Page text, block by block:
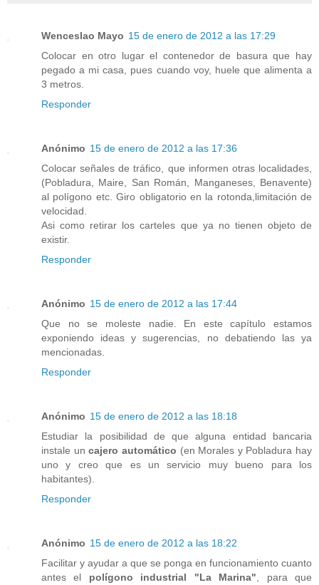
Wenceslao Mayo 15 de enero de 2012 a las 17:29
Colocar en otro lugar el contenedor de basura que hay
pegado a mi casa, pues cuando voy, huele que alimenta a
3 metros.
Responder
Anónimo 15 de enero de 2012 a las 17:36
Colocar señales de tráfico, que informen otras localidades,
(Pobladura, Maire, San Román, Manganeses, Benavente)
al polígono etc. Giro obligatorio en la rotonda,limitación de
velocidad.
Asi como retirar los carteles que ya no tienen objeto de
existir.
Responder
Anónimo 15 de enero de 2012 a las 17:44
Que no se moleste nadie. En este capítulo estamos
exponiendo ideas y sugerencias, no debatiendo las ya
mencionadas.
Responder
Anónimo 15 de enero de 2012 a las 18:18
Estudiar la posibilidad de que alguna entidad bancaria
instale uncajero automático (en Morales y Pobladura hay
uno y creo que es un servicio muy bueno para los
habitantes).
Responder
Anónimo 15 de enero de 2012 a las 18:22
Facilitar y ayudar a que se ponga en funcionamiento cuanto
antes el polígono industrial "La Marina" , para que